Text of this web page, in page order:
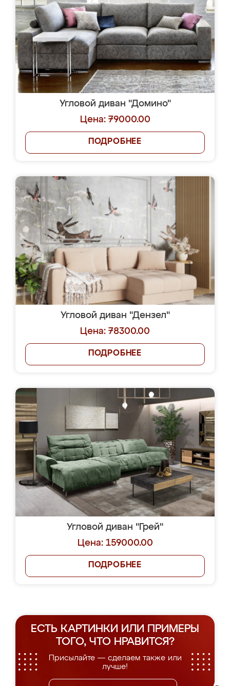
Угловой диван "Домино"
Цена: 79000.00
ПОДРОБНЕЕ
Угловой диван "Дензел"
Цена: 78300.00
ПОДРОБНЕЕ
Угловой диван "Грей"
Цена: 159000.00
ПОДРОБНЕЕ
ЕСТЬ КАРТИНКИ ИЛИ ПРИМЕРЫ
ТОГО, ЧТО НРАВИТСЯ?
Присылайте — сделаем также или
лучше!